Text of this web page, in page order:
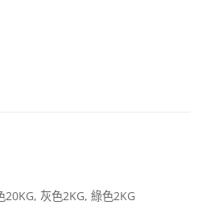
20KG, 灰色2KG, 綠色2KG